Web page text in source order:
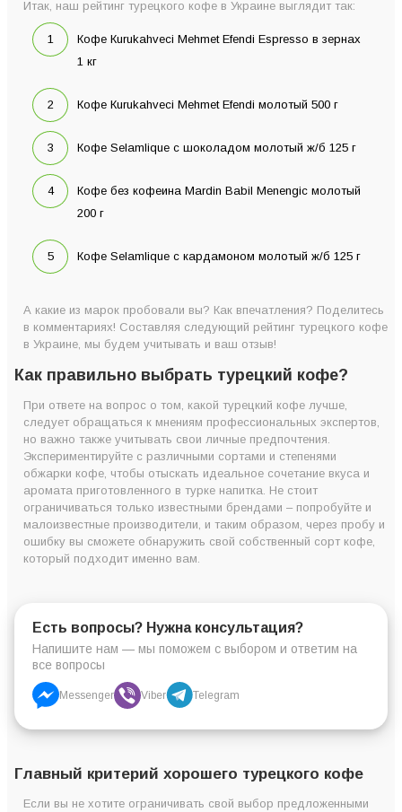
Итак, наш рейтинг турецкого кофе в Украине выглядит так:
Кофе Кurukahveci Mehmet Efendi Espresso в зернах
1 кг
Кофе Кurukahveci Mehmet Efendi молотый 500 г
Кофе Selamlique с шоколадом молотый ж/б 125 г
Кофе без кофеина Mardin Babil Menengiс молотый
200 г
Кофе Selamlique с кардамоном молотый ж/б 125 г
А какие из марок пробовали вы? Как впечатления? Поделитесь
в комментариях! Составляя следующий рейтинг турецкого кофе
в Украине, мы будем учитывать и ваш отзыв!
Как правильно выбрать турецкий кофе?
При ответе на вопрос о том, какой турецкий кофе лучше,
следует обращаться к мнениям профессиональных экспертов,
но важно также учитывать свои личные предпочтения.
Экспериментируйте с различными сортами и степенями
обжарки кофе, чтобы отыскать идеальное сочетание вкуса и
аромата приготовленного в турке напитка. Не стоит
ограничиваться только известными брендами – попробуйте и
малоизвестные производители, и таким образом, через пробу и
ошибку вы сможете обнаружить свой собственный сорт кофе,
который подходит именно вам.
Есть вопросы? Нужна консультация?
Напишите нам — мы поможем с выбором и ответим на
все вопросы
Messenger Viber Telegram
Главный критерий хорошего турецкого кофе
Если вы не хотите ограничивать свой выбор предложенными